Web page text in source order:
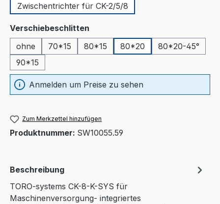
Zwischentrichter für CK-2/5/8
Verschiebeschlitten
ohne
70*15 80*15 80*20
80*20-45°
90*15
Anmelden um Preise zu sehen
Zum Merkzettel hinzufügen
Produktnummer: SW10055.59
Beschreibung
TORO-systems CK-8-K-SYS für
Maschinenversorgung- integriertes